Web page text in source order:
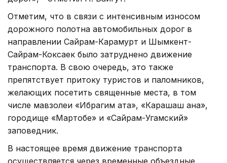
Отметим, что в связи с интенсивным износом
дорожного полотна автомобильных дорог в
направлении Сайрам-Карамурт и Шымкент-
Сайрам-Коксаек было затруднено движение
транспорта. В свою очередь, это также
препятствует притоку туристов и паломников,
желающих посетить священные места, в том
числе мавзолеи «Ибрагим ата», «Карашаш ана»,
городище «Мартобе» и «Сайрам-Угамский»
заповедник.
В настоящее время движение транспорта
осуществляется через временные объездные